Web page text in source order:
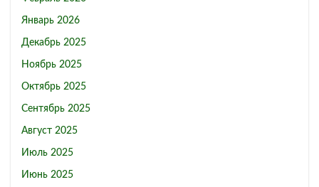
Январь 2026
Декабрь 2025
Ноябрь 2025
Октябрь 2025
Сентябрь 2025
Август 2025
Июль 2025
Июнь 2025